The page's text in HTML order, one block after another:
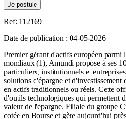
Je postule
Ref: 112169
Date de publication : 04-05-2026
Premier gérant d'actifs européen parmi
mondiaux (1), Amundi propose à ses
particuliers, institutionnels et
solutions d'épargne et d'investissement
en actifs traditionnels ou réels. Cette
d'outils technologiques qui permettent
valeur de l'épargne. Filiale du groupe
cotée en Bourse et gère aujourd'hui